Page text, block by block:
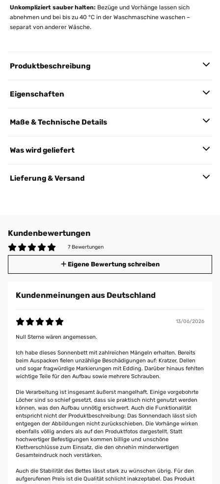
Unkompliziert sauber halten: Bezüge und Vorhänge lassen sich
abnehmen und bei bis zu 40 °C in der Waschmaschine waschen –
separat von anderer Wäsche.
Produktbeschreibung
Eigenschaften
Maße & Technische Details
Was wird geliefert
Lieferung & Versand
Kundenbewertungen
7 Bewertungen
Eigene Bewertung schreiben
Kundenmeinungen aus Deutschland
13/06/2026
Null Sterne wären angemessen.
Ich habe dieses Sonnenbett mit zahlreichen Mängeln erhalten. Bereits
beim Auspacken fielen unzählige Beschädigungen auf: Kratzer, Dellen
und sogar fragwürdige Markierungen mit Edding. Darüber hinaus fehlten
wichtige Teile für den Aufbau sowie mehrere Schrauben.
Die Verarbeitung ist insgesamt äußerst mangelhaft. Einige vorgebohrte
Löcher sind so schief gesetzt, dass sie praktisch nicht genutzt werden
können, was den Aufbau unnötig erschwert. Auch die Funktionalität
entspricht nicht der Produktbeschreibung: Das Sonnendach lässt sich
entgegen der Abbildungen nicht zurückschieben. Die Vorhänge wirken
ebenfalls völlig anders als auf den Produktfotos dargestellt. Statt
hochwertiger Befestigungen kommen billige und unschöne
Klettverschlüsse zum Einsatz, die den ohnehin minderwertigen
Gesamteindruck noch verstärken.
Auch die Stabilität des Bettes lässt stark zu wünschen übrig. Für den
aufgerufenen Preis ist die Qualität schlicht inakzeptabel. Das Produkt